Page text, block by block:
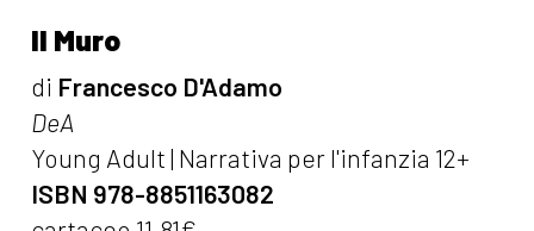
Il Muro
di Francesco D'Adamo
DeA
Young Adult | Narrativa per l'infanzia 12+
ISBN 978-8851163082